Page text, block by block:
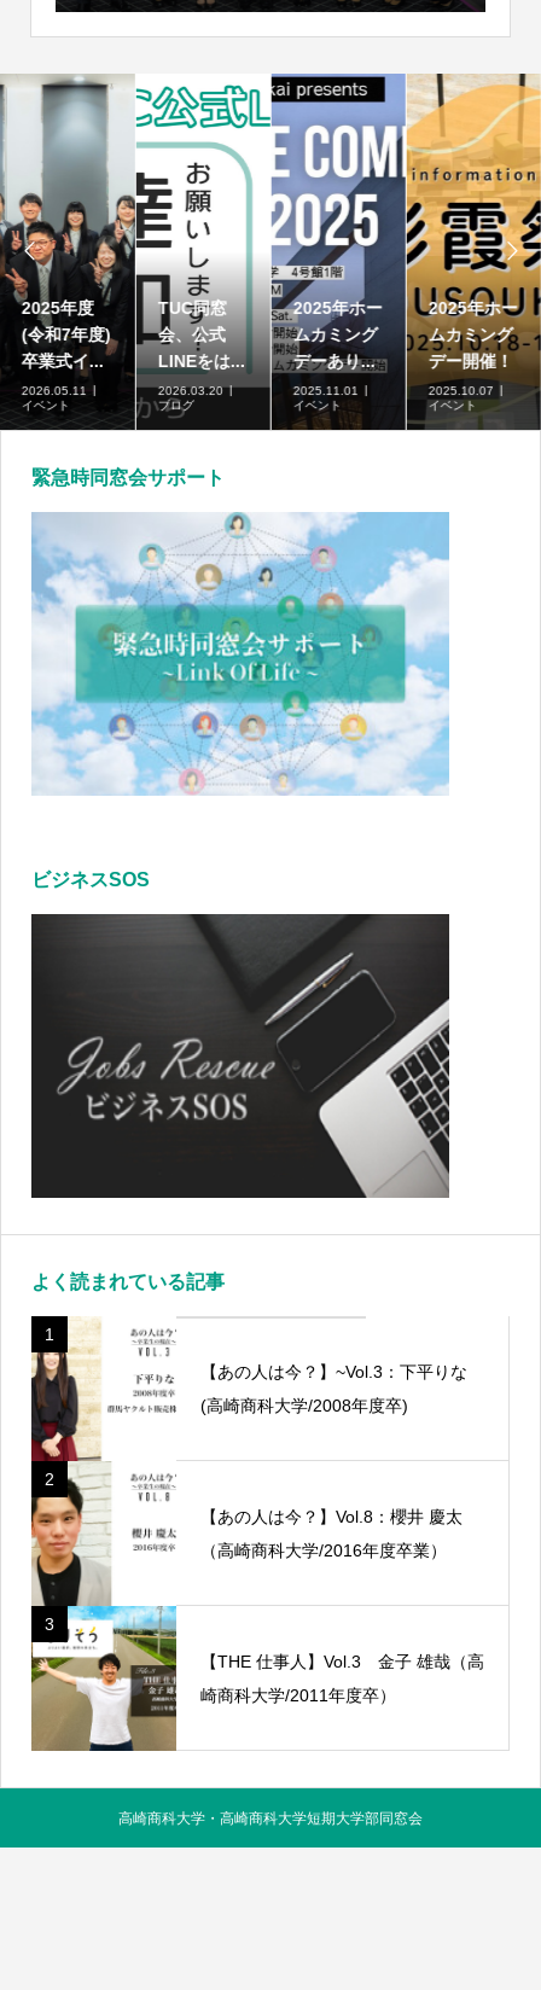

2025年度
(令和7年度)
卒業式イ...
2026.05.11
イベント
TUC同窓
会、公式
LINEをは...
2026.03.20
ブログ
2025年ホー
ムカミング
デーあり...
2025.11.01
イベント
2025年ホー
ムカミング
デー開催！
2025.10.07
イベント

緊急時同窓会サポート
ビジネスSOS
よく読まれている記事
1
【あの人は今？】~Vol.3：下平りな
(高崎商科大学/2008年度卒)
2
【あの人は今？】Vol.8：櫻井 慶太
（高崎商科大学/2016年度卒業）
3
【THE 仕事人】Vol.3 金子 雄哉（高
崎商科大学/2011年度卒）
高崎商科大学・高崎商科大学短期大学部同窓会